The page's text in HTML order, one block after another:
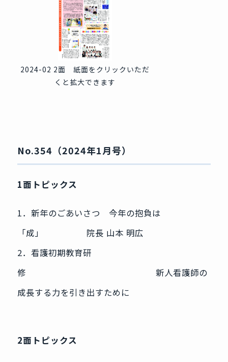
2024-02 2面 紙面をクリックいただ
くと拡大できます
No.354（2024年1月号）
1面トピックス
1．新年のごあいさつ 今年の抱負は
「成」 院長 山本 明広
2．看護初期教育研
修 新人看護師の
成長する力を引き出すために
2面トピックス